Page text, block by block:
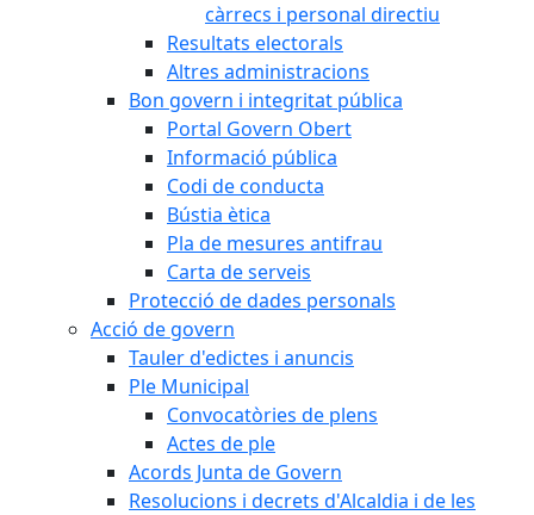
càrrecs i personal directiu
Resultats electorals
Altres administracions
Bon govern i integritat pública
Portal Govern Obert
Informació pública
Codi de conducta
Bústia ètica
Pla de mesures antifrau
Carta de serveis
Protecció de dades personals
Acció de govern
Tauler d'edictes i anuncis
Ple Municipal
Convocatòries de plens
Actes de ple
Acords Junta de Govern
Resolucions i decrets d'Alcaldia i de les